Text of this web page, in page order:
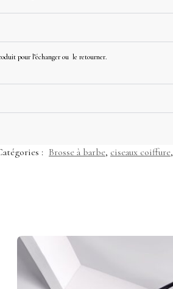
pour l’échanger ou le retourner.
: Brosse à barbe, ciseaux coiffure,